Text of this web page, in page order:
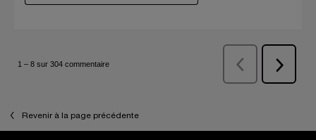
Revenir à la page précédente